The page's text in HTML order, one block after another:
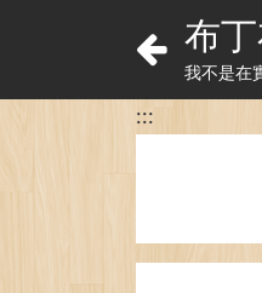
布
我不是在
:::